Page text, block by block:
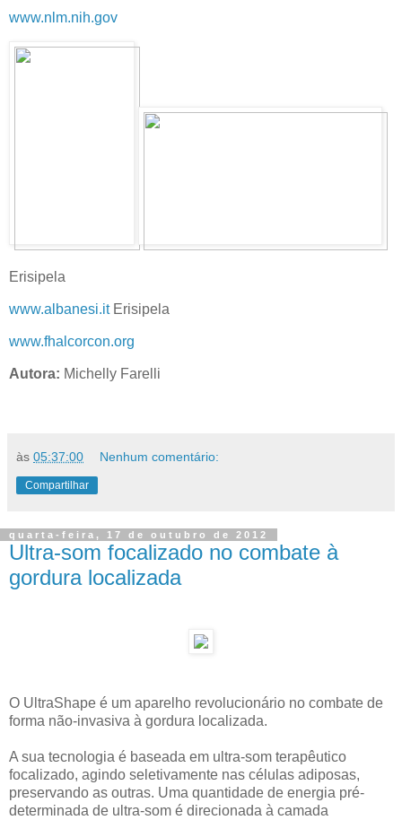
www.nlm.nih.gov
Erisipela
www.albanesi.itErisipela
www.fhalcorcon.org
Autora: Michelly Farelli
às 05:37:00 Nenhum comentário:
Compartilhar
quarta-feira, 17 de outubro de 2012
Ultra-som focalizado no combate à
gordura localizada
O UltraShape é um aparelho revolucionário no combate de
forma não-invasiva à gordura localizada.
A sua tecnologia é baseada em ultra-som terapêutico
focalizado, agindo seletivamente nas células adiposas,
preservando as outras. Uma quantidade de energia pré-
determinada de ultra-som é direcionada à camada